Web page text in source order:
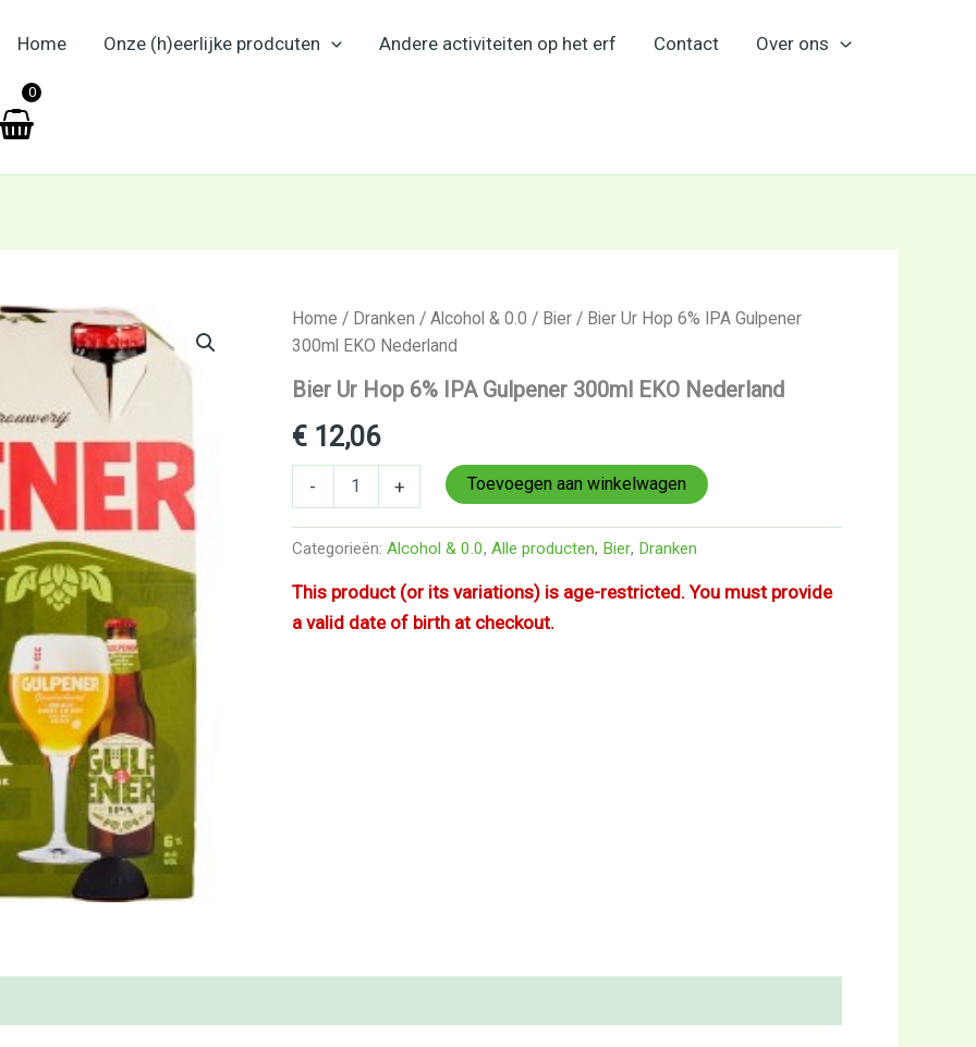
Home Onze (h)eerlijke prodcuten Andere activiteiten op het erf Contact Over ons
0
Home / Dranken / Alcohol & 0.0 / Bier/ Bier Ur Hop 6% IPA Gulpener
300ml EKO Nederland
Bier Ur Hop 6% IPA Gulpener 300ml EKO Nederland
€12,06
-
Bier
Ur
6%
IPA
Gulpener
300ml
EKO
Nederland
aantal
+ Toevoegen aan winkelwagen
Categorieën: Alcohol & 0.0, Alle producten, Bier, Dranken
This product (or its variations) is age-restricted. You must provide
a valid date of birth at checkout.